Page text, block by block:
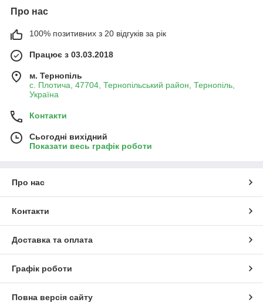
Про нас
100% позитивних з 20 відгуків за рік
Працює з 03.03.2018
м. Тернопіль
с. Плотича, 47704, Тернопільський район, Тернопіль,
Україна
Контакти
Сьогодні вихідний
Показати весь графік роботи
Про нас
Контакти
Доставка та оплата
Графік роботи
Повна версія сайту